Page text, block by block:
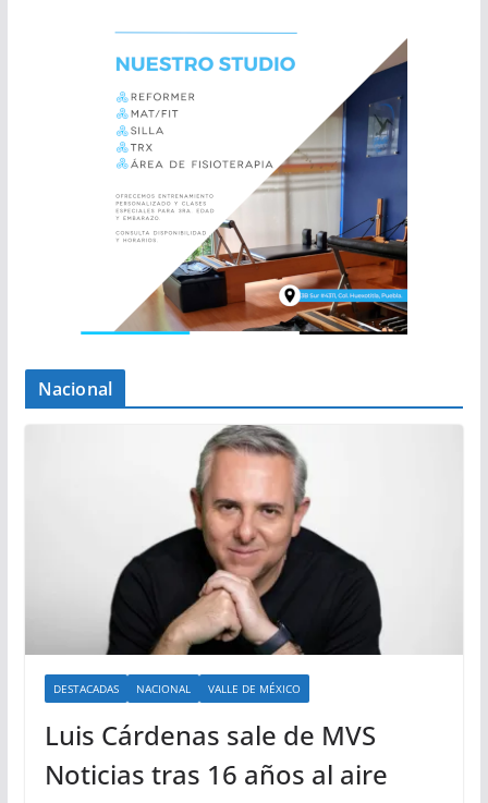
Nacional
DESTACADAS NACIONAL VALLE DE MÉXICO
Luis Cárdenas sale de MVS
Noticias tras 16 años al aire